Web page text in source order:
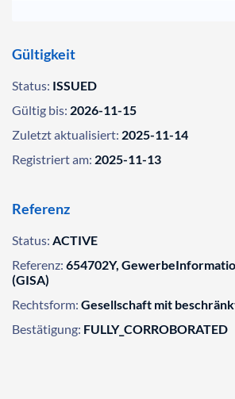
Gültigkeit
Status: ISSUED
Gültig bis: 2026-11-15
Zuletzt aktualisiert: 2025-11-14
Registriert am: 2025-11-13
Referenz
Status: ACTIVE
Referenz: 654702Y,
(GISA)
Rechtsform: Gesellschaft mit
Bestätigung: FULLY_CORROBORATED